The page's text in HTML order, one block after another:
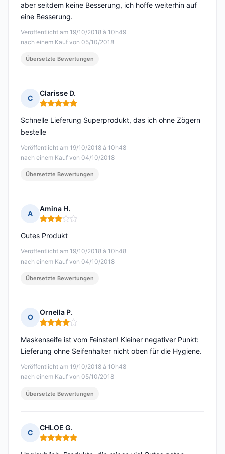
Veröffentlicht am 19/10/2018 à 10h49
nach einem Kauf von 05/10/2018
aber seitdem keine Besserung, ich hoffe weiterhin auf
eine Besserung.
Übersetzte Bewertungen
C
Clarisse D.
Hinweis: 5 von 5
Veröffentlicht am 19/10/2018 à 10h48
nach einem Kauf von 04/10/2018
Schnelle Lieferung Superprodukt, das ich ohne Zögern
bestelle
Übersetzte Bewertungen
A
Amina H.
Hinweis: 3 von 5
Veröffentlicht am 19/10/2018 à 10h48
nach einem Kauf von 04/10/2018
Gutes Produkt
Übersetzte Bewertungen
O
Ornella P.
Hinweis: 4 von 5
Veröffentlicht am 19/10/2018 à 10h48
nach einem Kauf von 05/10/2018
Maskenseife ist vom Feinsten! Kleiner negativer Punkt:
Lieferung ohne Seifenhalter nicht oben für die Hygiene.
Übersetzte Bewertungen
C
CHLOE G.
Hinweis: 5 von 5